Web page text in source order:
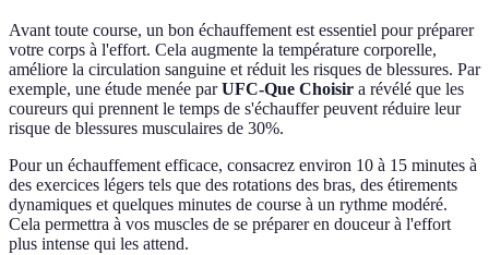
Avant toute course, un bon échauffement est essentiel pour préparer
votre corps à l'effort. Cela augmente la température corporelle,
améliore la circulation sanguine et réduit les risques de blessures. Par
exemple, une étude menée parUFC-Que Choisir a révélé que les
coureurs qui prennent le temps de s'échauffer peuvent réduire leur
risque de blessures musculaires de 30%.
Pour un échauffement efficace, consacrez environ 10 à 15 minutes à
des exercices légers tels que des rotations des bras, des étirements
dynamiques et quelques minutes de course à un rythme modéré.
Cela permettra à vos muscles de se préparer en douceur à l'effort
plus intense qui les attend.